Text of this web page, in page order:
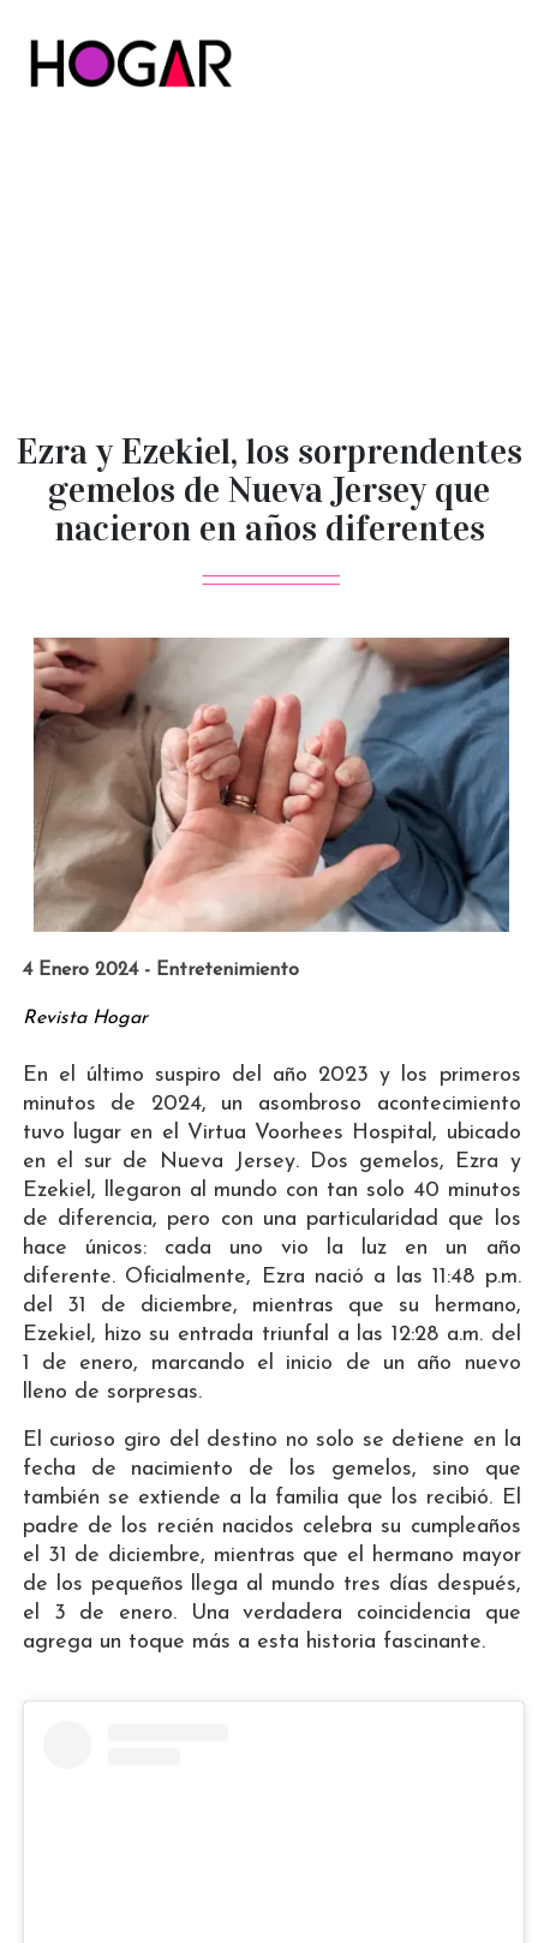
Ezra y Ezekiel, los sorprendentes
gemelos de Nueva Jersey que
nacieron en años diferentes
4 Enero 2024 - Entretenimiento
Revista Hogar
En el último suspiro del año 2023 y los primeros
minutos de 2024, un asombroso acontecimiento
tuvo lugar en el Virtua Voorhees Hospital, ubicado
en el sur de Nueva Jersey. Dos gemelos, Ezra y
Ezekiel, llegaron al mundo con tan solo 40 minutos
de diferencia, pero con una particularidad que los
hace únicos: cada uno vio la luz en un año
diferente. Oficialmente, Ezra nació a las 11:48 p.m.
del 31 de diciembre, mientras que su hermano,
Ezekiel, hizo su entrada triunfal a las 12:28 a.m. del
1 de enero, marcando el inicio de un año nuevo
lleno de sorpresas.
El curioso giro del destino no solo se detiene en la
fecha de nacimiento de los gemelos, sino que
también se extiende a la familia que los recibió. El
padre de los recién nacidos celebra su cumpleaños
el 31 de diciembre, mientras que el hermano mayor
de los pequeños llega al mundo tres días después,
el 3 de enero. Una verdadera coincidencia que
agrega un toque más a esta historia fascinante.